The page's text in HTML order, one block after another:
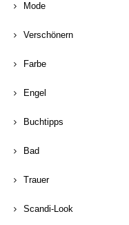
Mode
Verschönern
Farbe
Engel
Buchtipps
Bad
Trauer
Scandi-Look